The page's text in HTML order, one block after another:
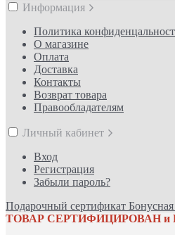
Информация
Политика
О магазине
Оплата
Доставка
Контакты
Возврат товара
Правообладателям
Личный кабинет
Вход
Регистрация
Забыли пароль?
Подарочный сертификат Бонусная
ТОВАР СЕРТИФИЦИРОВАН